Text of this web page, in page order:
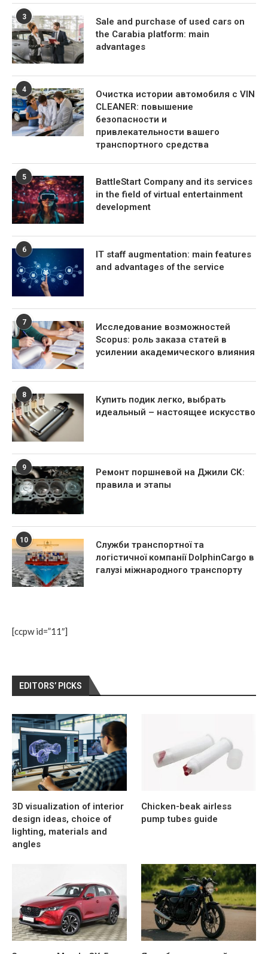
[ccpw id=”11″]
EDITORS’ PICKS
3D visualization of interior
design ideas, choice of
lighting, materials and
angles
Chicken-beak airless
pump tubes guide
3
Sale and purchase of used cars on
the Carabia platform: main
advantages
4
Очистка истории автомобиля с VIN
CLEANER: повышение
безопасности и
привлекательности вашего
транспортного средства
5
BattleStart Company and its services
in the field of virtual entertainment
development
6
IT staff augmentation: main features
and advantages of the service
7
Исследование возможностей
Scopus: роль заказа статей в
усилении академического влияния
8
Купить подик легко, выбрать
идеальный – настоящее искусство
9
Ремонт поршневой на Джили СК:
правила и этапы
10
Служби транспортної та
логістичної компанії DolphinCargo в
галузі міжнародного транспорту